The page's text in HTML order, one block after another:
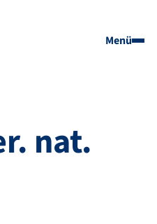
Menü
nat.